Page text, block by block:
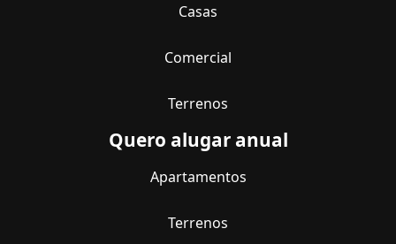
Casas
Comercial
Terrenos
Quero alugar anual
Apartamentos
Terrenos